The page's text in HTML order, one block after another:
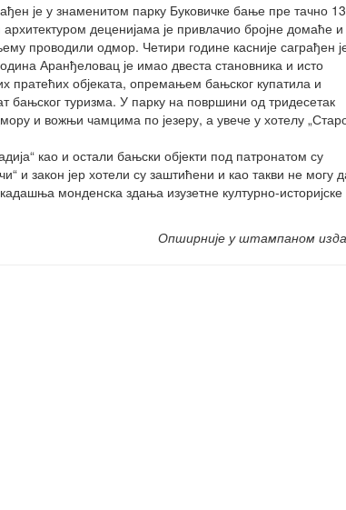
је у знаменитом парку Буковичке бање пре тачно
деценијама је привлачио бројне домаће и
проводили одмор. Четири године касније саграђен
Аранђеловац је имао двеста становника и исто
пратећих објеката, опремањем бањског купатила и
бањског туризма. У парку на површини од тридесетак
и вожњи чамцима по језеру, а увече у хотелу
као и остали бањски објекти под патронатом су
и закон јер хотели су заштићени и као такви не могу
монденска здања изузетне културно-историјске
Опширније у штампаном